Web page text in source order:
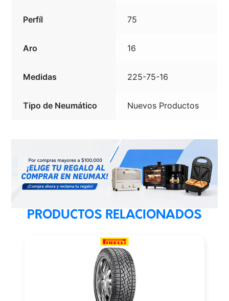
Perfíl 75
Aro 16
Medidas 225-75-16
Tipo de Neumático Nuevos Productos
PRODUCTOS RELACIONADOS